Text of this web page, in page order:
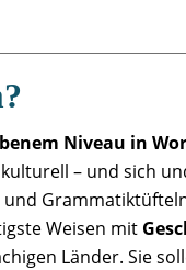
Niveau in
– und sich
Weisen mit
Länder. Sie